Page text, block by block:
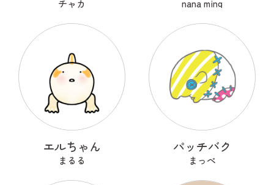
チャカ nana ming
エルちゃん
まるる
パッチバク
まっぺ